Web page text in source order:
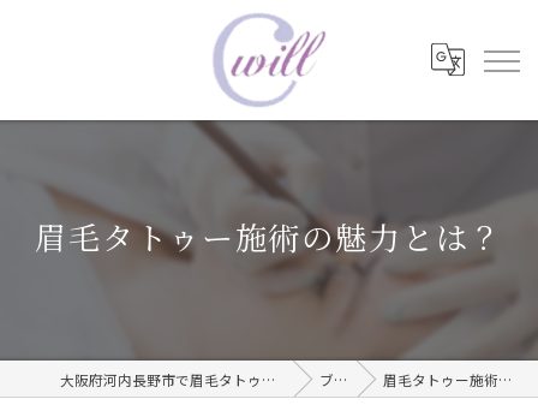
眉毛タトゥー施術の魅力とは？
大阪府河内長野市で眉毛タトゥーならwill care サロン ブログ 眉毛タトゥー施術の魅力とは？